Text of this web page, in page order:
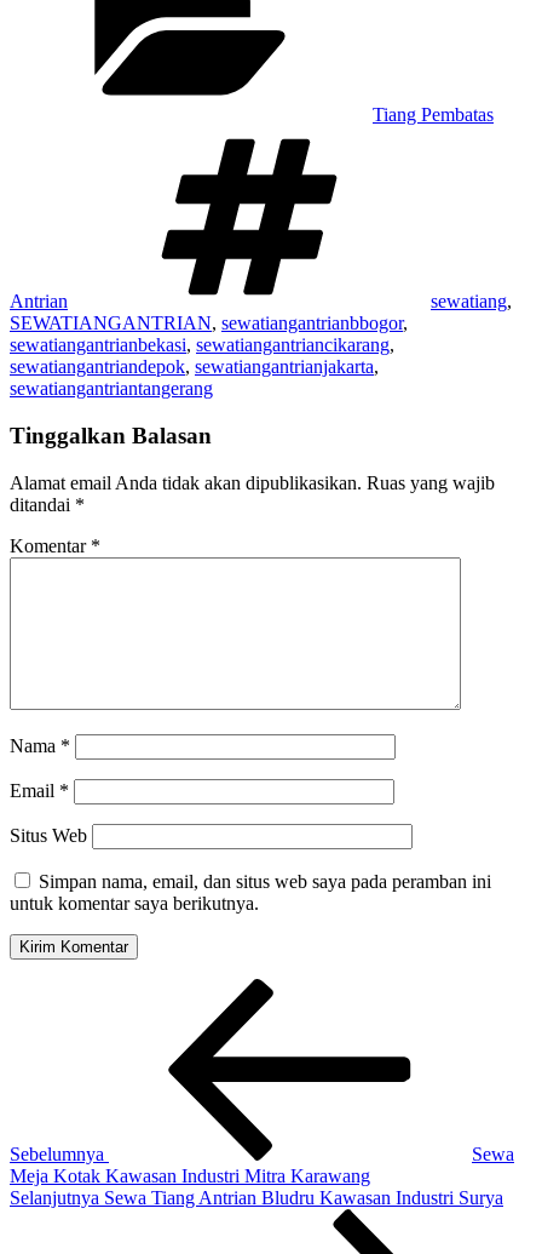
Tiang Pembatas
Antrian sewatiang,
SEWATIANGANTRIAN, sewatiangantrianbbogor,
sewatiangantrianbekasi, sewatiangantriancikarang,
sewatiangantriandepok, sewatiangantrianjakarta,
sewatiangantriantangerang
Tinggalkan Balasan
Alamat email Anda tidak akan dipublikasikan. Ruas yang wajib
ditandai *
Komentar *
Nama *
Email *
Situs Web
Simpan nama, email, dan situs web saya pada peramban ini
untuk komentar saya berikutnya.
Sebelumnya
Sewa
Meja Kotak Kawasan Industri Mitra Karawang
Pos
Selanjutnya Sewa Tiang Antrian Bludru Kawasan Industri Surya